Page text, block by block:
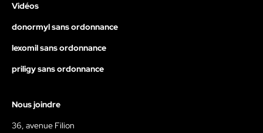
Vidéos
donormyl sans ordonnance
lexomil sans ordonnance
priligy sans ordonnance
Nous joindre
36, avenue Filion